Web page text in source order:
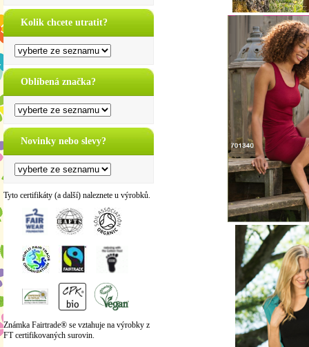
Kolik chcete utratit?
Oblíbená značka?
Novinky nebo slevy?
Tyto certifikáty (a další) naleznete u výrobků.
Známka Fairtrade® se vztahuje na výrobky z
FT certifikovaných surovin.